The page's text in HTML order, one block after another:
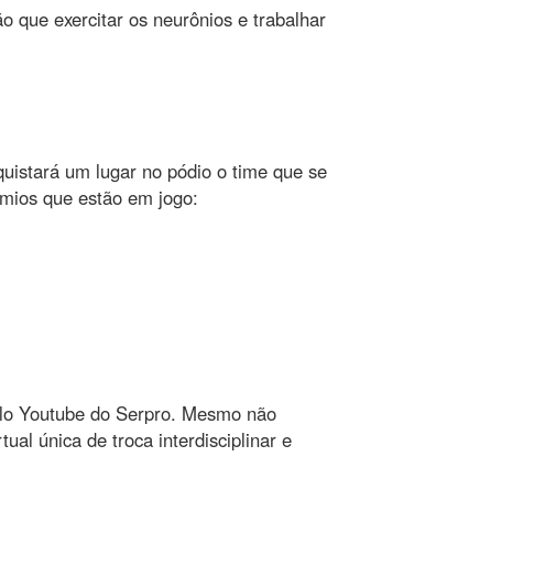
que exercitar os neurônios e trabalhar
um lugar no pódio o time que se
que estão em jogo:
Youtube do Serpro. Mesmo não
única de troca interdisciplinar e